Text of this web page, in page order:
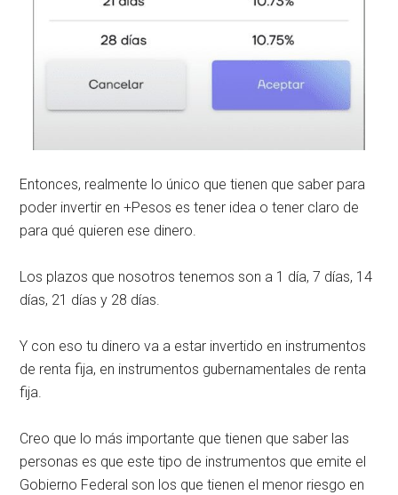
Entonces, realmente lo único que tienen que saber para
poder invertir en +Pesos es tener idea o tener claro de
para qué quieren ese dinero.
Los plazos que nosotros tenemos son a 1 día, 7 días, 14
días, 21 días y 28 días.
Y con eso tu dinero va a estar invertido en instrumentos
de renta fija, en instrumentos gubernamentales de renta
fija.
Creo que lo más importante que tienen que saber las
personas es que este tipo de instrumentos que emite el
Gobierno Federal son los que tienen el menor riesgo en